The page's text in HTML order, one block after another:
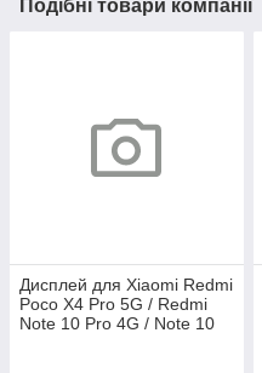
Подібні товари компанії
Дисплей для Xiaomi Redmi
Poco X4 Pro 5G / Redmi
Note 10 Pro 4G / Note 10